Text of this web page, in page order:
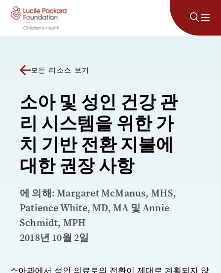
콘텐츠로 건너뛰기
모든 리소스 보기
소아 및 성인 건강 관
리 시스템을 위한 가
치 기반 전환 지불에
대한 권장 사항
에 의해: Margaret McManus, MHS,
Patience White, MD, MA 및 Annie
Schmidt, MPH
2018년 10월 2일
소아과에서 성인 의료로의 전환이 제대로 계획되지 않